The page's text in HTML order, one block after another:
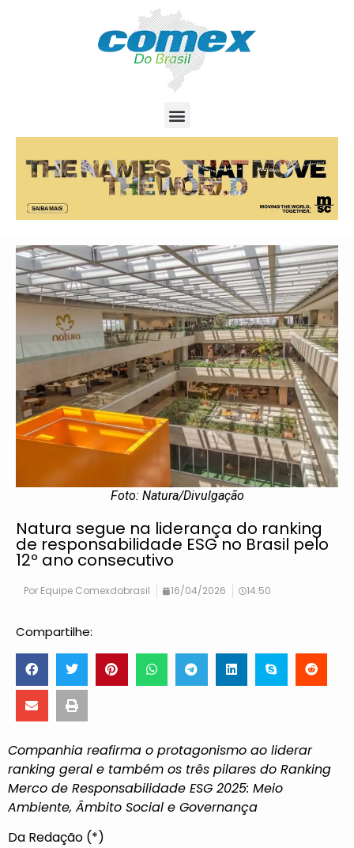
Foto: Natura/Divulgação
Natura segue na liderança do ranking
de responsabilidade ESG no Brasil pelo
12º ano consecutivo
Por Equipe Comexdobrasil 16/04/2026 14:50
Compartilhe:
Companhia reafirma o protagonismo ao liderar
ranking geral e também os três pilares do Ranking
Merco de Responsabilidade ESG 2025: Meio
Ambiente, Âmbito Social e Governança
Da Redação (*)